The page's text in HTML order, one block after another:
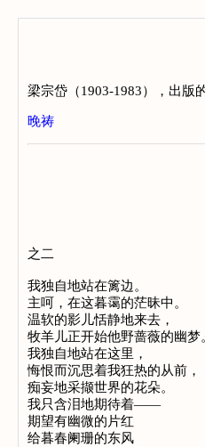
梁宗岱（1903-1983），出版
晚祷
之二
我独自地站在篱边。
主呵，在这暮霭的茫昧中。
温软的影儿恬静地来去，
牧羊儿正开始他野蔷薇的幽梦
我独自地站在这里，
悔恨而沉思着我狂热的从前，
痴妄地采撷世界的花朵。
我只含泪地期待着——
期望有幽微的片红
给暮春阑珊的东风